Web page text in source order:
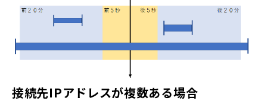
接続先IPアドレスが複数ある場合